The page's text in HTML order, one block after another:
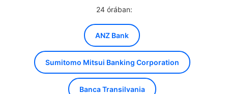
24 órában:
ANZ Bank
Sumitomo Mitsui Banking Corporation
Banca Transilvania